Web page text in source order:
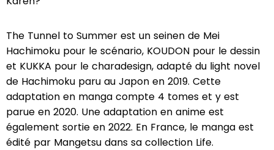
The Tunnel to Summer est un seinen de Mei
Hachimoku pour le scénario, KOUDON pour le dessin
et KUKKA pour le charadesign, adapté du light novel
de Hachimoku paru au Japon en 2019. Cette
adaptation en manga compte 4 tomes et y est
parue en 2020. Une adaptation en anime est
également sortie en 2022. En France, le manga est
édité par Mangetsu dans sa collection Life.